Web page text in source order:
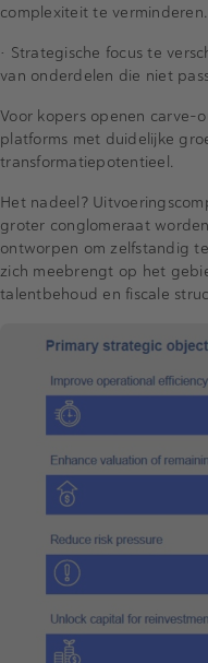
complexiteit te verminderen.
• Strategische focus te
van onderdelen die niet
Voor kopers openen carve-
platforms met duidelijke
transformatiepotentieel.
Het nadeel?
groter conglomeraat worden
ontworpen om zelfstandig
zich meebrengt op het
talentbehoud en fiscale